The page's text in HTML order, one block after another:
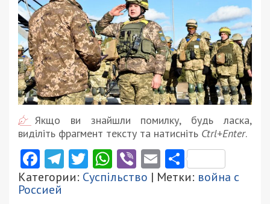
Якщо ви знайшли помилку, будь ласка,
виділіть фрагмент тексту та натисніть Ctrl+Enter.
Facebook
Telegram
Twitter
WhatsApp
ViberEmail
Категории: Суспільство | Метки: война с
Россией